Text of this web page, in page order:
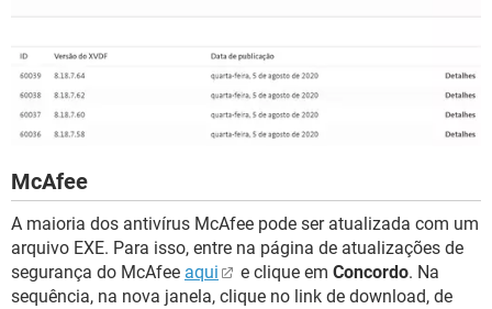
McAfee
A maioria dos antivírus McAfee pode ser atualizada com um
arquivo EXE. Para isso, entre na página de atualizações de
segurança do McAfee aqui e clique em Concordo. Na
sequência, na nova janela, clique no link de download, de